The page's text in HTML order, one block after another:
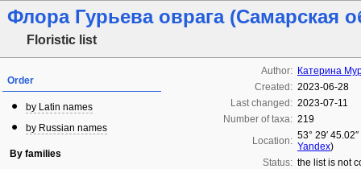
Флора Гурьева оврага (Самарская
Floristic list
Order
by Latin names
by Russian names
By families
Author: Катерина
Created: 2023-06-28
Last changed: 2023-07-11
Number of taxa: 219
Location: 53° 29′
Yandex)
Status: the list is not